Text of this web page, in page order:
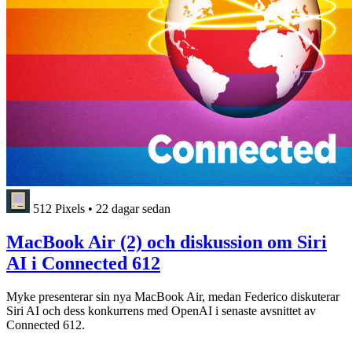
512 Pixels • 22 dagar sedan
MacBook Air (2) och diskussion om Siri
AI i Connected 612
Myke presenterar sin nya MacBook Air, medan Federico diskuterar
Siri AI och dess konkurrens med OpenAI i senaste avsnittet av
Connected 612.